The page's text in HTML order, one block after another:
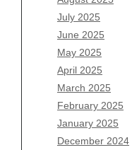
July 2025
June 2025
May 2025
April 2025
March 2025
February 2025
January 2025
December 2024
May 2026
April 2026
March 2026
February 2026
January 2026
December 2025
November 2025
October 2025